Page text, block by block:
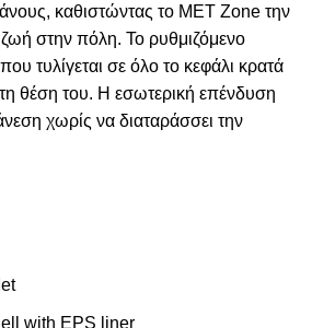
καθιστώντας το MET Zone την
ζωή στην πόλη. Το ρυθμιζόμενο
τυλίγεται σε όλο το κεφάλι κρατά
θέση του. Η εσωτερική επένδυση
χωρίς να διαταράσσει την
with EPS liner